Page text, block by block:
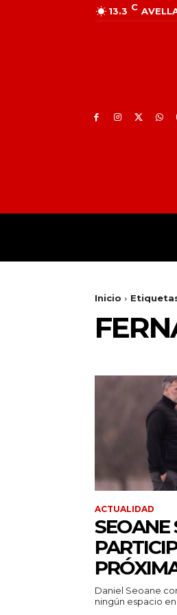
13.3 C
Inicio
ACTUALIDAD
SEOANE
Daniel Seoane
ningún espacio en